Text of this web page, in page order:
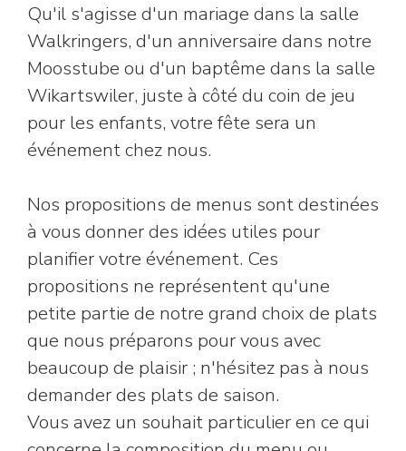
Qu'il s'agisse d'un mariage dans la salle
Walkringers, d'un anniversaire dans notre
Moosstube ou d'un baptême dans la salle
Wikartswiler, juste à côté du coin de jeu
pour les enfants, votre fête sera un
événement chez nous.
Nos propositions de menus sont destinées
à vous donner des idées utiles pour
planifier votre événement. Ces
propositions ne représentent qu'une
petite partie de notre grand choix de plats
que nous préparons pour vous avec
beaucoup de plaisir ; n'hésitez pas à nous
demander des plats de saison.
Vous avez un souhait particulier en ce qui